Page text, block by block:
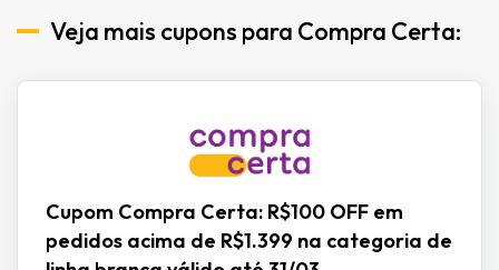
Veja mais cupons para Compra Certa:
Cupom Compra Certa: R$100 OFF em
pedidos acima de R$1.399 na categoria de